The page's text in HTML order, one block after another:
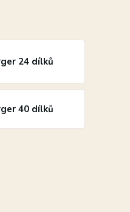
24 dílků
40 dílků